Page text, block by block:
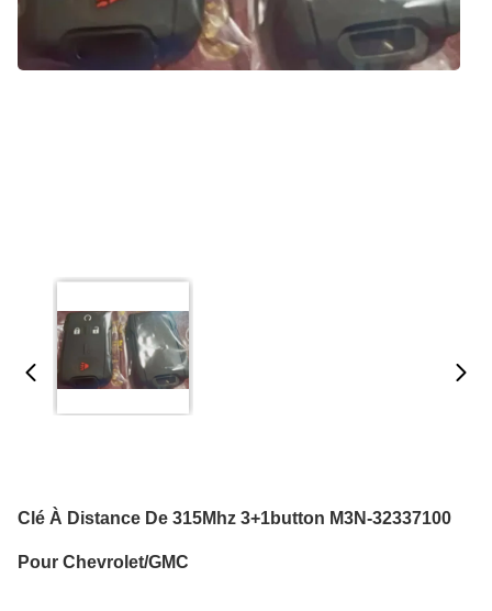
Clé À Distance De 315Mhz 3+1button M3N-32337100
Pour Chevrolet/GMC